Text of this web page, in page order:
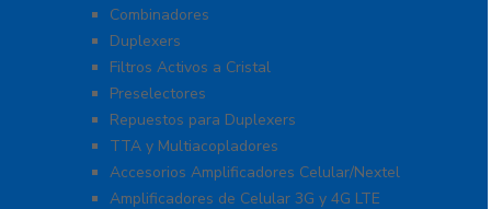
Combinadores
Duplexers
Filtros Activos a Cristal
Preselectores
Repuestos para Duplexers
TTA y Multiacopladores
Accesorios Amplificadores Celular/Nextel
Amplificadores de Celular 3G y 4G LTE